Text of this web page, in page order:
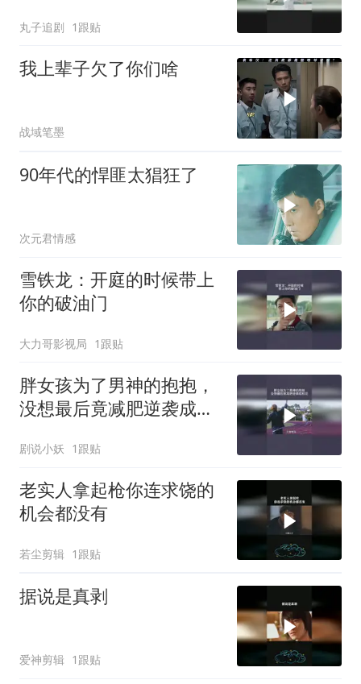
丸子追剧 1跟贴
我上辈子欠了你们啥
战域笔墨
90年代的悍匪太猖狂了
次元君情感
雪铁龙：开庭的时候带上
你的破油门
大力哥影视局 1跟贴
胖女孩为了男神的抱抱，
没想最后竟减肥逆袭成校
剧说小妖 1跟贴
老实人拿起枪你连求饶的
机会都没有
若尘剪辑 1跟贴
据说是真剥
爱神剪辑 1跟贴